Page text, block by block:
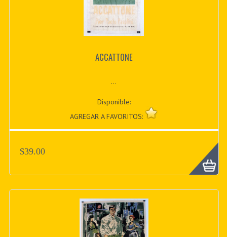
ACCATTONE
...
Disponible:
AGREGAR A FAVORITOS:
$39.00